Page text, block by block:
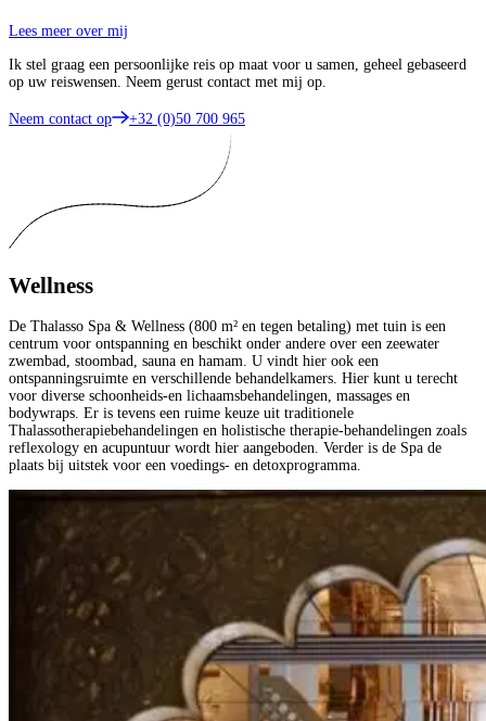
Lees meer over mij
Ik stel graag een persoonlijke reis op maat voor u samen, geheel gebaseerd
op uw reiswensen. Neem gerust contact met mij op.
Neem contact op +32 (0)50 700 965
Wellness
De Thalasso Spa & Wellness (800 m² en tegen betaling) met tuin is een
centrum voor ontspanning en beschikt onder andere over een zeewater
zwembad, stoombad, sauna en hamam. U vindt hier ook een
ontspanningsruimte en verschillende behandelkamers. Hier kunt u terecht
voor diverse schoonheids-en lichaamsbehandelingen, massages en
bodywraps. Er is tevens een ruime keuze uit traditionele
Thalassotherapiebehandelingen en holistische therapie-behandelingen zoals
reflexology en acupuntuur wordt hier aangeboden. Verder is de Spa de
plaats bij uitstek voor een voedings- en detoxprogramma.